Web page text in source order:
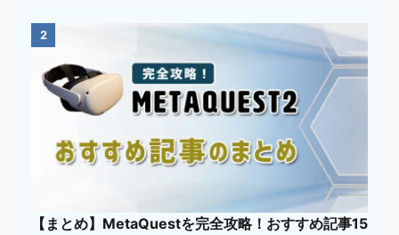
2
【まとめ】MetaQuestを完全攻略！おすすめ記事15